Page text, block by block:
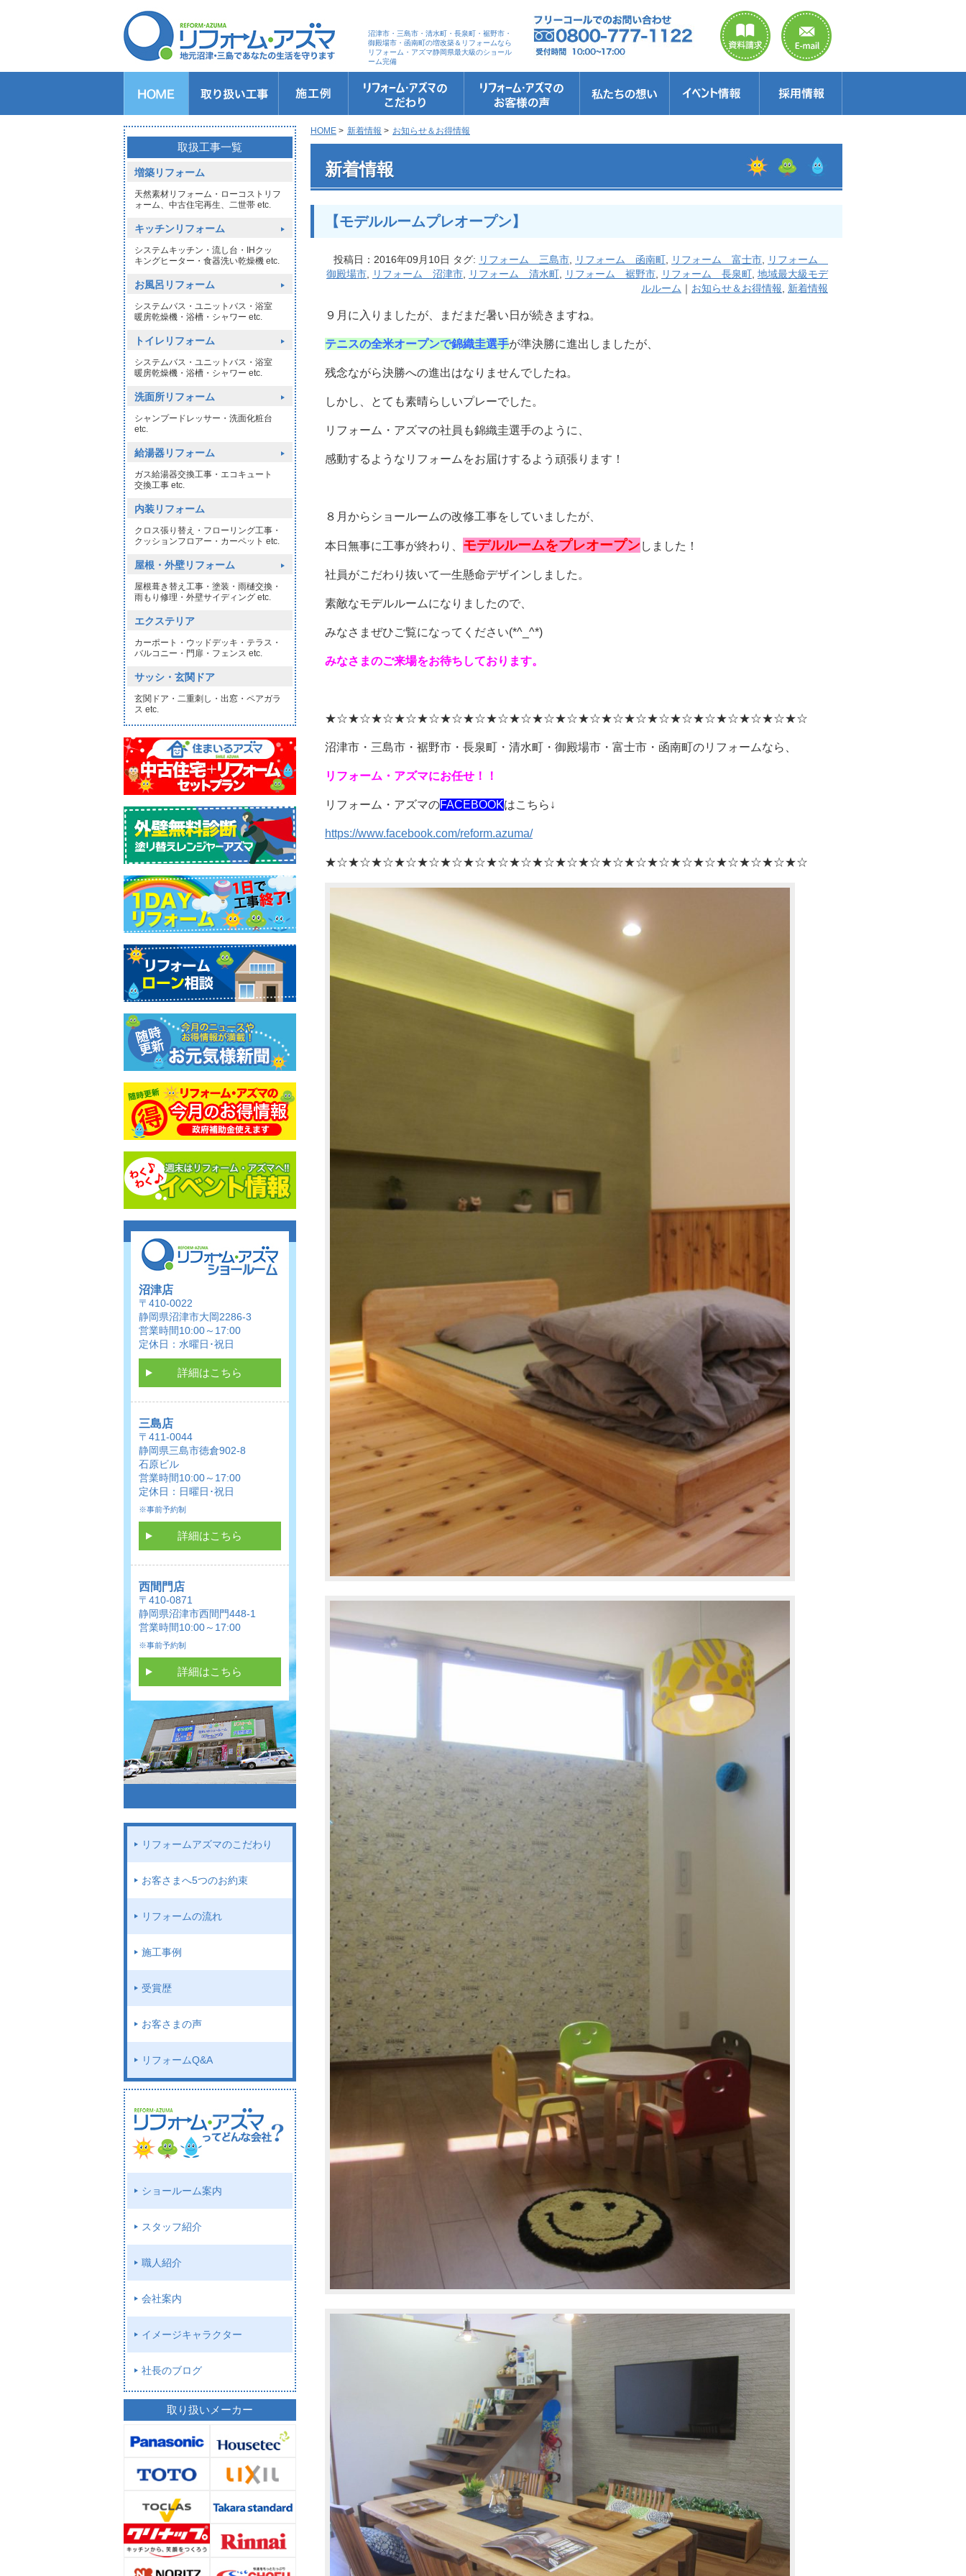
沼津市・三島市・清水町・長泉町・裾野市・
御殿場市・函南町の増改築＆リフォームなら
リフォーム・アズマ静岡県最大級のショール
ーム完備
キッチンのリフォーム
バスルームのリフォーム
トイレのリフォーム
洗面所のリフォーム
給湯器交換
窓リフォーム
玄関リフォーム
1DAYリフォーム
外壁・屋根塗装 リフォーム・アズマのこだわり
お客さまへの5つのお約束
リフォームの流れ
リフォームQ&A
安心保証
リフォームローン相談
HOME > 新着情報 > お知らせ＆お得情報
> 【モデルルームプレオープン】
新着情報
【モデルルームプレオープン】
投稿日：2016年09月10日 タグ: リフォーム 三島市 リフォーム 函南町 リフォーム 富士市
リフォーム
御殿場市
リフォーム 沼津市 リフォーム 清水町 リフォーム 裾野市 リフォーム 長泉町 地域最大級モデ
ルルーム ｜ お知らせ＆お得情報 新着情報
９月に入りましたが、まだまだ暑い日が続きますね。
テニスの全米オープンで錦織圭選手が準決勝に進出しましたが、
残念ながら決勝への進出はなりませんでしたね。
しかし、とても素晴らしいプレーでした。
リフォーム・アズマの社員も錦織圭選手のように、
感動するようなリフォームをお届けするよう頑張ります！
８月からショールームの改修工事をしていましたが、
本日無事に工事が終わり、 モデルルームをプレオープン しました！
社員がこだわり抜いて一生懸命デザインしました。
素敵なモデルルームになりましたので、
みなさまぜひご覧になってください(*^_^*)
みなさまのご来場をお待ちしております。
★☆★☆★☆★☆★☆★☆★☆★☆★☆★☆★☆★☆★☆★☆★☆★☆★☆★☆★☆★☆★☆
沼津市・三島市・裾野市・長泉町・清水町・御殿場市・富士市・函南町のリフォームなら、
リフォーム・アズマにお任せ！！
リフォーム・アズマのFACEBOOKはこちら↓
https://www.facebook.com/reform.azuma/
★☆★☆★☆★☆★☆★☆★☆★☆★☆★☆★☆★☆★☆★☆★☆★☆★☆★☆★☆★☆★☆
取扱工事一覧
増築リフォーム
天然素材リフォーム・ローコストリフ
ォーム、中古住宅再生、二世帯 etc.
キッチンリフォーム
システムキッチン・流し台・IHクッ
キングヒーター・食器洗い乾燥機 etc.
お風呂リフォーム
システムバス・ユニットバス・浴室
暖房乾燥機・浴槽・シャワー etc.
トイレリフォーム
システムバス・ユニットバス・浴室
暖房乾燥機・浴槽・シャワー etc.
洗面所リフォーム
シャンプードレッサー・洗面化粧台
etc.
給湯器リフォーム
ガス給湯器交換工事・エコキュート
交換工事 etc.
内装リフォーム
クロス張り替え・フローリング工事・
クッションフロアー・カーペット etc.
屋根・外壁リフォーム
屋根葺き替え工事・塗装・雨樋交換・
雨もり修理・外壁サイディング etc.
エクステリア
カーポート・ウッドデッキ・テラス・
バルコニー・門扉・フェンス etc.
サッシ・玄関ドア
玄関ドア・二重刺し・出窓・ペアガラ
ス etc.
沼津店
〒410-0022
静岡県沼津市大岡2286-3
営業時間10:00～17:00
定休日：水曜日･祝日
詳細はこちら
三島店
〒411-0044
静岡県三島市徳倉902-8
石原ビル
営業時間10:00～17:00
定休日：日曜日･祝日
※事前予約制
詳細はこちら
西間門店
〒410-0871
静岡県沼津市西間門448-1
営業時間10:00～17:00
※事前予約制
詳細はこちら
リフォームアズマのこだわり
お客さまへ5つのお約束
リフォームの流れ
施工事例
受賞歴
お客さまの声
リフォームQ&A
ショールーム案内
スタッフ紹介
職人紹介
会社案内
イメージキャラクター
社長のブログ
取り扱いメーカー